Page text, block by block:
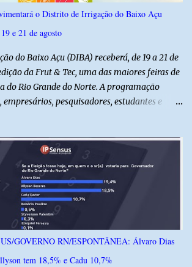
afirmou que levará sua orientação às
de Deus no Rio Grande do Norte. A
possui uma das maiores estruturas religiosas
o Distrito de Irrigação do Baixo Açu
e 21 de agosto
do Baixo Açu (DIBA) receberá, de 19 a 21 de
da Frut & Tec, uma das maiores feiras de
Rio Grande do Norte. A programação
pesquisadores, estudantes e
voltadas ao setor. Além das atividades
com programação cultural. No dia 20 de
prestigiar o show de humor com Mução,
musical de Vê Barreto. A Frut & Tec
do Distrito de Irrigação do Baixo Açu como
irrigada, promovendo conhecimento,
para o desenvolvimento do agronegócio
GOVERNO RN/ESPONTÂNEA: Álvaro Dias
tem 18,5% e Cadu 10,7%